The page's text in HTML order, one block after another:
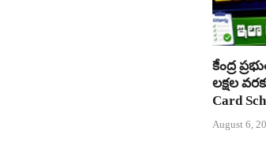
కేంద్ర
లక్షల
Card
August 6,